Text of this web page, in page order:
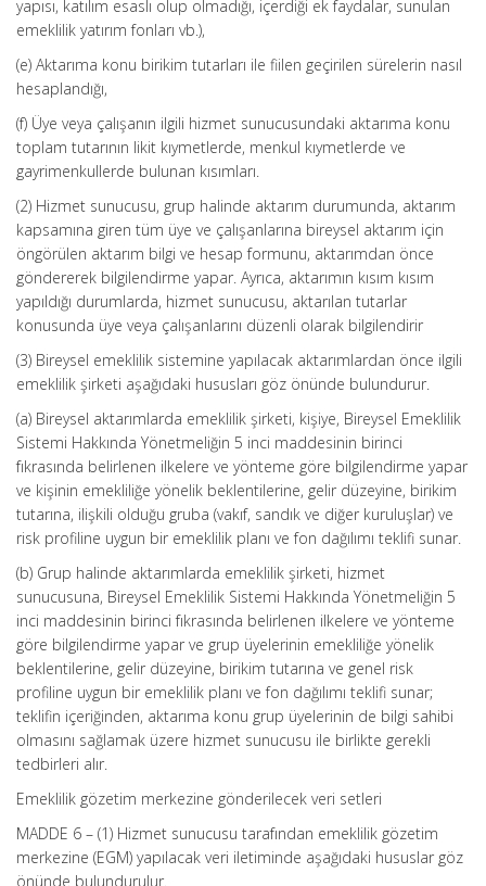
yapısı, katılım esaslı olup olmadığı, içerdiği ek faydalar, sunulan
emeklilik yatırım fonları vb.),
(e) Aktarıma konu birikim tutarları ile fiilen geçirilen sürelerin nasıl
hesaplandığı,
(f) Üye veya çalışanın ilgili hizmet sunucusundaki aktarıma konu
toplam tutarının likit kıymetlerde, menkul kıymetlerde ve
gayrimenkullerde bulunan kısımları.
(2) Hizmet sunucusu, grup halinde aktarım durumunda, aktarım
kapsamına giren tüm üye ve çalışanlarına bireysel aktarım için
öngörülen aktarım bilgi ve hesap formunu, aktarımdan önce
göndererek bilgilendirme yapar. Ayrıca, aktarımın kısım kısım
yapıldığı durumlarda, hizmet sunucusu, aktarılan tutarlar
konusunda üye veya çalışanlarını düzenli olarak bilgilendirir
(3) Bireysel emeklilik sistemine yapılacak aktarımlardan önce ilgili
emeklilik şirketi aşağıdaki hususları göz önünde bulundurur.
(a) Bireysel aktarımlarda emeklilik şirketi, kişiye, Bireysel Emeklilik
Sistemi Hakkında Yönetmeliğin 5 inci maddesinin birinci
fıkrasında belirlenen ilkelere ve yönteme göre bilgilendirme yapar
ve kişinin emekliliğe yönelik beklentilerine, gelir düzeyine, birikim
tutarına, ilişkili olduğu gruba (vakıf, sandık ve diğer kuruluşlar) ve
risk profiline uygun bir emeklilik planı ve fon dağılımı teklifi sunar.
(b) Grup halinde aktarımlarda emeklilik şirketi, hizmet
sunucusuna, Bireysel Emeklilik Sistemi Hakkında Yönetmeliğin 5
inci maddesinin birinci fıkrasında belirlenen ilkelere ve yönteme
göre bilgilendirme yapar ve grup üyelerinin emekliliğe yönelik
beklentilerine, gelir düzeyine, birikim tutarına ve genel risk
profiline uygun bir emeklilik planı ve fon dağılımı teklifi sunar;
teklifin içeriğinden, aktarıma konu grup üyelerinin de bilgi sahibi
olmasını sağlamak üzere hizmet sunucusu ile birlikte gerekli
tedbirleri alır.
Emeklilik gözetim merkezine gönderilecek veri setleri
MADDE 6 – (1) Hizmet sunucusu tarafından emeklilik gözetim
merkezine (EGM) yapılacak veri iletiminde aşağıdaki hususlar göz
önünde bulundurulur.